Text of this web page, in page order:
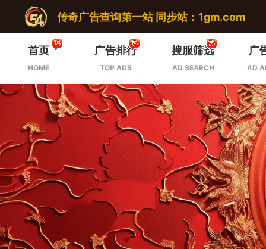
传奇广告查询第一站 同步站：1gm.com
首页
HOME
广告排行
TOP ADS
搜服筛选
AD SEARCH
广
AD